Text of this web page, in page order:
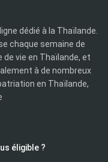
dédié à la Thaïlande.
chaque semaine de
vie en Thaïlande, et
à de nombreux
en Thaïlande,
éligible ?